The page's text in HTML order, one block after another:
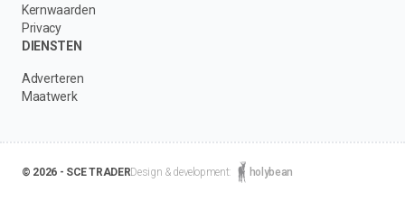
Kernwaarden
Privacy
DIENSTEN
Adverteren
Maatwerk
© 2026 - SCE TRADERDesign & development: holybean